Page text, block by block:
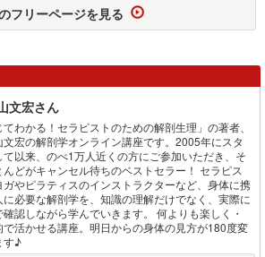
フリーページを見る
文宏さん
てわかる！セラピストのための解剖生理」の著者、
文宏の解剖学オンライン講座です。2005年にスタ
て以来、のべ1万人近くの方にご参加いただき、そ
んどがキャンセル待ちのベストセラー！ セラピス
ガやピラティスのインストラクターなど、身体に携
に必要な解剖学を、知識の理解だけでなく、実際に
確認しながら学んでいきます。 何よりも楽しく・
で活かせる講座。明日からの身体の見方が180度変
す♪